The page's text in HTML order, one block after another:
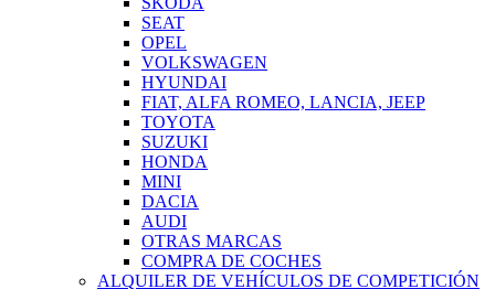
SEAT
OPEL
VOLKSWAGEN
HYUNDAI
FIAT, ALFA ROMEO, LANCIA, JEEP
TOYOTA
SUZUKI
HONDA
MINI
DACIA
AUDI
OTRAS MARCAS
COMPRA DE COCHES
ALQUILER DE VEHÍCULOS DE COMPETICIÓN